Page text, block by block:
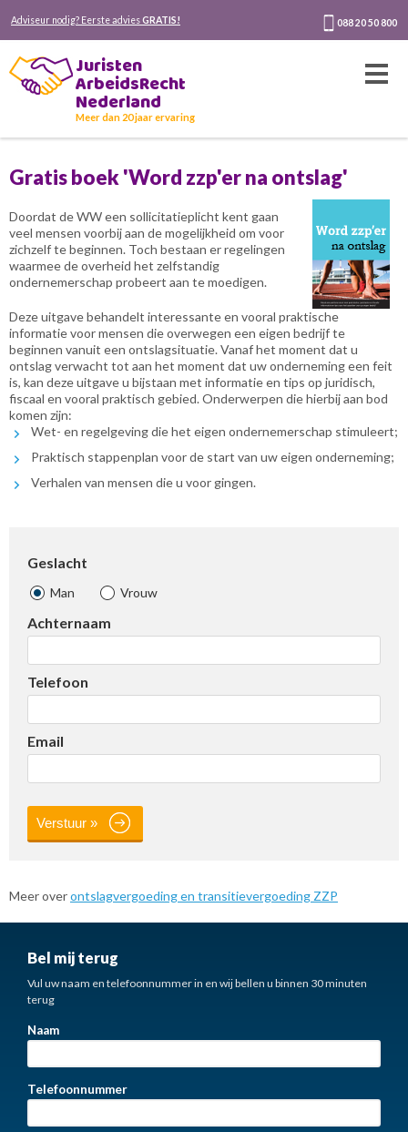
Adviseur nodig? Eerste adviesGRATIS! 088 20 50 800
Juristen
ArbeidsRecht
Nederland
Meer dan 20 jaar ervaring
Gratis boek 'Word zzp'er na ontslag'
Doordat de WW een sollicitatieplicht kent gaan
veel mensen voorbij aan de mogelijkheid om voor
zichzelf te beginnen. Toch bestaan er regelingen
waarmee de overheid het zelfstandig
ondernemerschap probeert aan te moedigen.
Deze uitgave behandelt interessante en vooral praktische
informatie voor mensen die overwegen een eigen bedrijf te
beginnen vanuit een ontslagsituatie. Vanaf het moment dat u
ontslag verwacht tot aan het moment dat uw onderneming een feit
is, kan deze uitgave u bijstaan met informatie en tips op juridisch,
fiscaal en vooral praktisch gebied. Onderwerpen die hierbij aan bod
komen zijn:
Wet- en regelgeving die het eigen ondernemerschap stimuleert;
Praktisch stappenplan voor de start van uw eigen onderneming;
Verhalen van mensen die u voor gingen.
Geslacht
Man Vrouw
Achternaam
Telefoon
Email
Meer overontslagvergoeding en transitievergoeding ZZP
Bel mij terug
Vul uw naam en telefoonnummer in en wij bellen u binnen 30 minuten
terug
Naam
Telefoonnummer